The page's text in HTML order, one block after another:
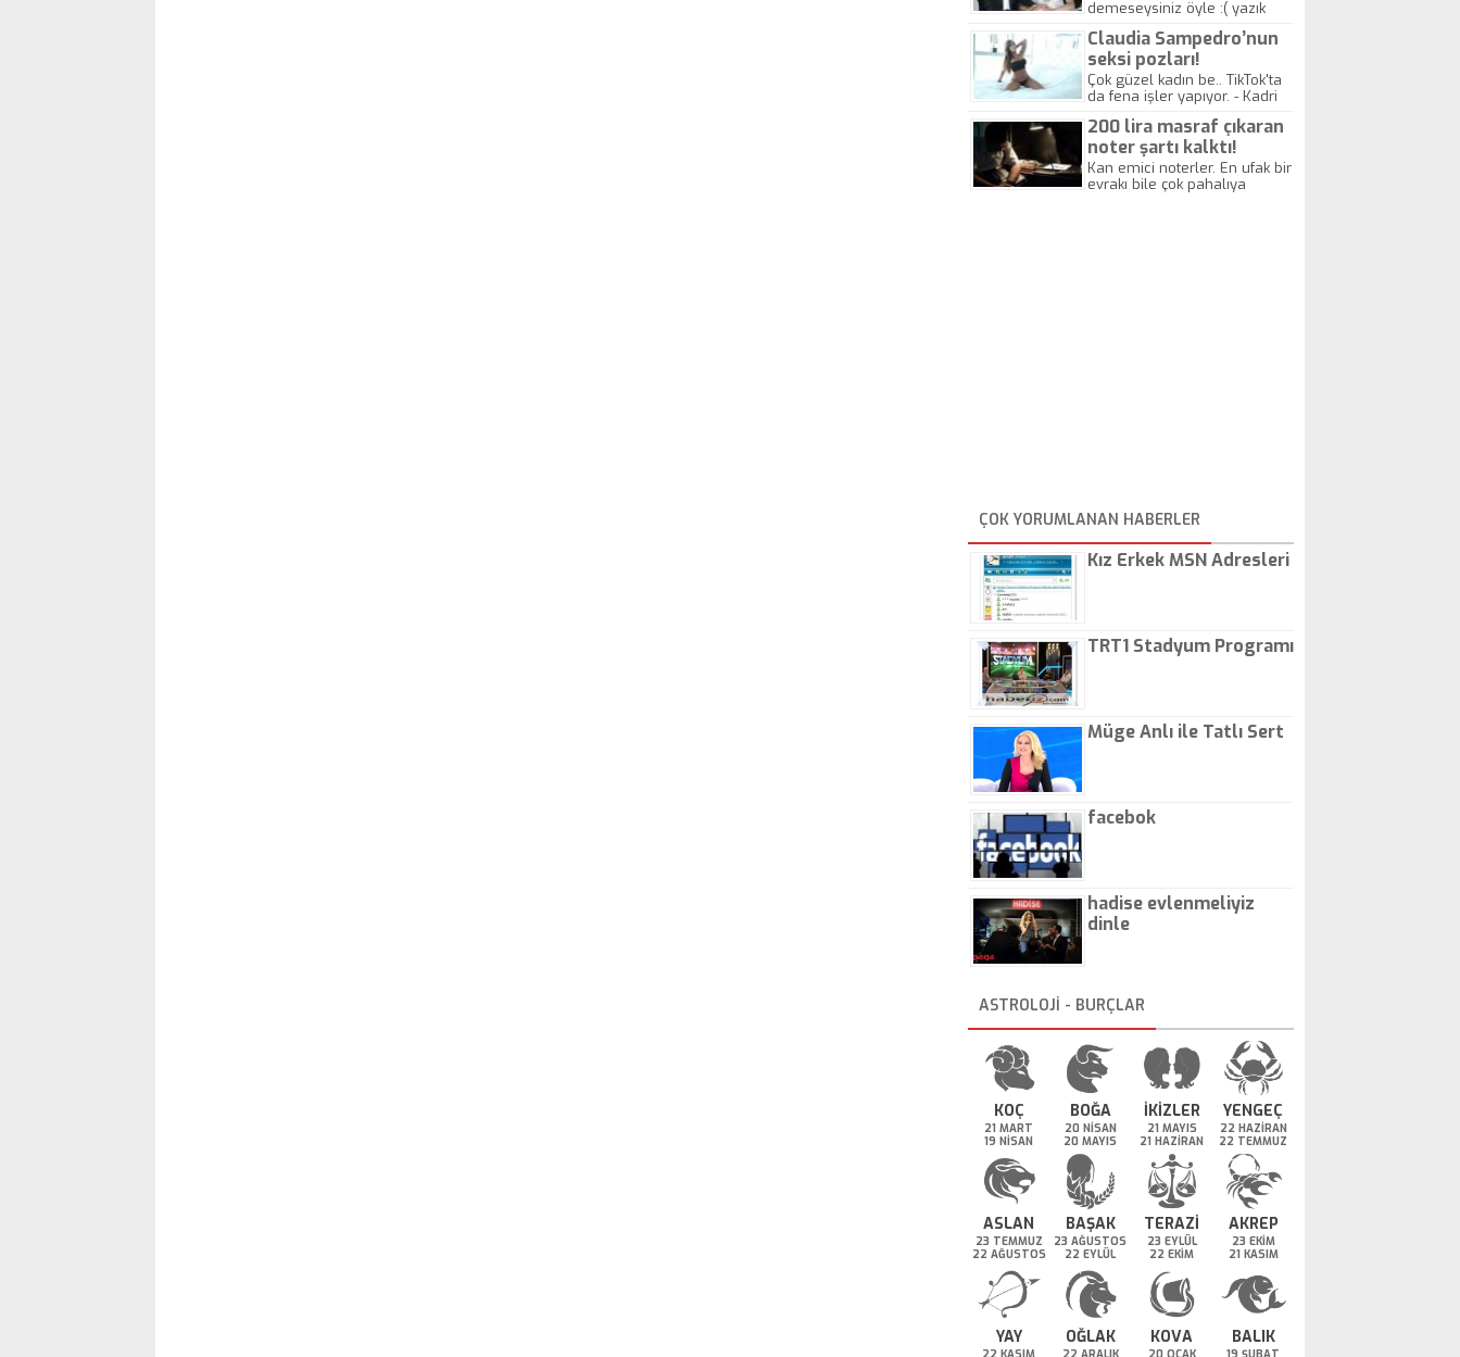
demeseysiniz öyle :( yazık
Claudia Sampedro’nun
seksi pozları!
Çok güzel kadın be.. TikTok'ta
da fena işler yapıyor. - Kadri
200 lira masraf çıkaran
noter şartı kalktı!
Kan emici noterler. En ufak bir
evrakı bile çok pahalıya
ÇOK YORUMLANAN HABERLER
Kız Erkek MSN Adresleri
TRT1 Stadyum Programı
Müge Anlı ile Tatlı Sert
facebok
hadise evlenmeliyiz
dinle
ASTROLOJİ - BURÇLAR
KOÇ
21 MART
19 NİSAN
BOĞA
20 NİSAN
20 MAYIS
İKİZLER
21 MAYIS
21 HAZİRAN
YENGEÇ
22 HAZİRAN
22 TEMMUZ
ASLAN
23 TEMMUZ
22 AĞUSTOS
BAŞAK
23 AĞUSTOS
22 EYLÜL
TERAZİ
23 EYLÜL
22 EKİM
AKREP
23 EKİM
21 KASIM
YAY OĞLAK KOVA BALIK